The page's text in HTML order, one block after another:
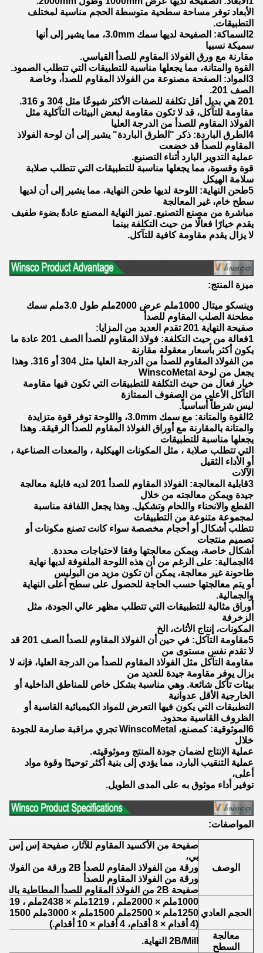
الأبعاد توفر مساحة سطحية متوسطة الحجم مناسبة لمختلف
التطبيقات.
2السماكة: الصفيحة لديها سمك 3.0mm، مما يشير إلى أنها
سميكة نسبيا
مقارنة مع ورق الفولاذ المقاوم للصدأ القياسي.
القوة والمتانة، مما يجعلها مناسبة للتطبيقات التي تتطلب الصمود.
3المواد: الصفحة مصنوعة من الفولاذ المقاوم للصدأ، وخاصة
الصف 201.
201 هي بديل أقل تكلفة للصفات الأكثر شيوعًا مثل 304 و 316.
مقاومة للتآكل، قد لا تكون مقاومة لبعض البيئات التآكلية مثل
الفولاذ المقاوم للصدأ من الدرجة العليا
4الطرق الباردة: ذكر "الطرق الباردة" يشير إلى أن لوحة الفولاذ
المقاوم للصدأ قد خضعت
عملية التدوير البارد أثناء التصنيع.
قوة وقسوة، مما يجعلها مناسبة للتطبيقات التي تتطلب صلابة
سلامة الهيكل
5طحن النهاية: اللوحة لديها طحن النهاية، مما يشير إلى أن لديها
سطح خام، غير المعالجة
مباشرة من مصنع التصنيع. تميز النهاية المصنع عادةً بضوء طفيف
يقدم خيارًا فعالًا من حيث التكلفة بينما
لا يزال يقدم مقاومة كافية للتآكل.
ميزة المنتج:
وينسكو ميتال 1000ملم عرض 2000ملم طول 3.0ملم سمك
مطحنة الصلب المقاوم للصدأ
صفيحة النهاية 201 تقدم العديد من المزايا:
1فعالة من حيث التكلفة: فولاذ المقاوم للصدأ الصف 201 عادة ما
يكون أكثر بأسعار معقولة مقارنة
من الفولاذ المقاوم للصدأ من الدرجة العليا مثل 304 أو 316. وهذا
يجعل من لوحة WinscoMetal
خيار فعال من حيث التكلفة للتطبيقات التي تكون فيها مقاومة
التآكل الأعلى من الصفوف الممتازة
ليس شرطاً أساسياً.
2القوة والمتانة: مع سمك 3.0mm، واللوحة توفر قوة متزايدة
والمتانة بالمقارنة مع أوراق الفولاذ المقاوم للصدأ الرقيقة. وهذا
يجعلها مناسبة للتطبيقات
التي تتطلب صلابة ، مثل المكونات الهيكلية ، والمعدات الصناعية ،
أو الأداء الثقيل
الآلات
3قابلية المعالجة: الفولاذ المقاوم للصدأ 201 لديه قابلية معالجة
جيدة ويمكن معالجته من خلال
القطع والانحناء واللحام وتشكيل. وهذا يجعل اللفافة مناسبة
لمجموعة متنوعة من التطبيقات
تتطلب أشكال أو أحجام مخصصة سواء كانت تصنع مكونات أو
تصميم منتجات
أشكال خاصة، ويمكن معالجتها وفقا لاحتياجات محددة.
4الجمالية: على الرغم من أن هذه اللوحة الملفوفة لديها نهاية
طاحونة غير معالجة، يمكن أن تكون مزيد من البوليس
أو يتم معالجتها حسب الحاجة للحصول على سطح أعلى النهاية
والجمالية.
أوراق مثالية للتطبيقات التي تتطلب مظهر عالي الجودة، مثل
الزخرفة
المكونات، إنتاج الأثاث، الخ
5مقاومة التآكل: في حين أن الفولاذ المقاوم للصدأ الصف 201 قد
لا تقدم نفس مستوى من
مقاومة التآكل مثل الفولاذ المقاوم للصدأ من الدرجة العليا، فإنه لا
يزال يوفر مقاومة جيدة للعديد من
بيئات تآكل شائعة. وهي مناسبة بشكل خاص للمناطق الداخلية أو
الخارجية الأقل عدوانية
التطبيقات التي يكون فيها التعرض للمواد الكيميائية القاسية أو
الظروف القاسية محدود.
6الموثوقية: كمصنع، WinscoMetal تجري مراقبة صارمة للجودة
خلال
عملية الإنتاج لضمان جودة المنتج وموثوقيته.
عملية التنقيب البارد، مما يؤدي إلى بنية أكثر توحيدًا وقوة مواد
أعلى،
توفير أداء موثوق به على المدى الطويل.
المواصفات:
الوصف
بي،
ورقة من الفولاذ المقاوم للصدأ 2B ورقة من الفولاذ المقاوم للصدأ مطاطية باردة
ورقة من الفولاذ المقاوم للصدأ
صفيحة 2B من الفولاذ المقاوم للصدأ المطاطية بالفولاذ المقاوم للصدأ
الحجم العادي
1000ملم × 2000ملم ، 1219ملم × 2438ملم ، 1219ملم × 3048ملم
1250ملم × 2500ملم 1500ملم × 3000ملم 1500ملم × 6000ملم
(4 أقدام × 8 أقدام، 4 أقدام × 10 أقدام.)
معالجة
السطح
2B/Mill النهاية.